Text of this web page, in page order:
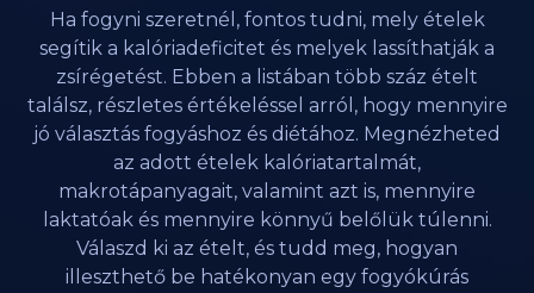
Ha fogyni szeretnél, fontos tudni, mely ételek
segítik a kalóriadeficitet és melyek lassíthatják a
zsírégetést. Ebben a listában több száz ételt
találsz, részletes értékeléssel arról, hogy mennyire
jó választás fogyáshoz és diétához. Megnézheted
az adott ételek kalóriatartalmát,
makrotápanyagait, valamint azt is, mennyire
laktatóak és mennyire könnyű belőlük túlenni.
Válaszd ki az ételt, és tudd meg, hogyan
illeszthető be hatékonyan egy fogyókúrás